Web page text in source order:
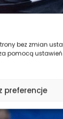
bez zmian
pomocą ustawień
preferencje